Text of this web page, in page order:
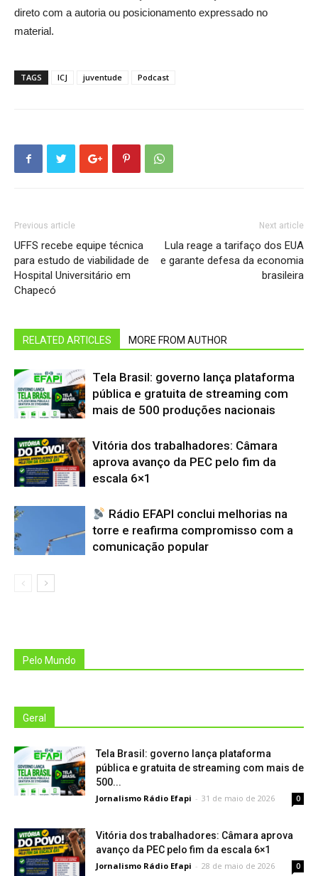
direto com a autoria ou posicionamento expressado no
material.
TAGS ICJ juventude Podcast
Previous article
UFFS recebe equipe técnica
para estudo de viabilidade de
Hospital Universitário em
Chapecó
Next article
Lula reage a tarifaço dos EUA
e garante defesa da economia
brasileira
RELATED ARTICLES MORE FROM AUTHOR
Tela Brasil: governo lança plataforma
pública e gratuita de streaming com
mais de 500 produções nacionais
Vitória dos trabalhadores: Câmara
aprova avanço da PEC pelo fim da
escala 6×1
Rádio EFAPI conclui melhorias na
torre e reafirma compromisso com a
comunicação popular
Pelo Mundo
Geral
Tela Brasil: governo lança plataforma
pública e gratuita de streaming com mais de
500...
Jornalismo Rádio Efapi - 31 de maio de 2026 0
Vitória dos trabalhadores: Câmara aprova
avanço da PEC pelo fim da escala 6×1
Jornalismo Rádio Efapi - 28 de maio de 2026 0